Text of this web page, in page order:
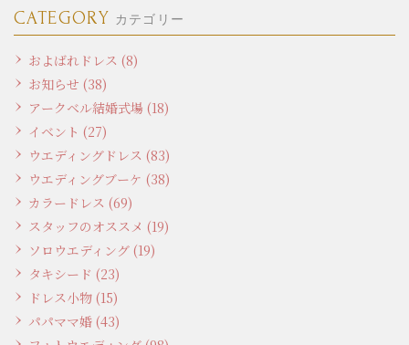
CATEGORY カテゴリー
およばれドレス (8)
お知らせ (38)
アークベル結婚式場 (18)
イベント (27)
ウエディングドレス (83)
ウエディングブーケ (38)
カラードレス (69)
スタッフのオススメ (19)
ソロウエディング (19)
タキシード (23)
ドレス小物 (15)
パパママ婚 (43)